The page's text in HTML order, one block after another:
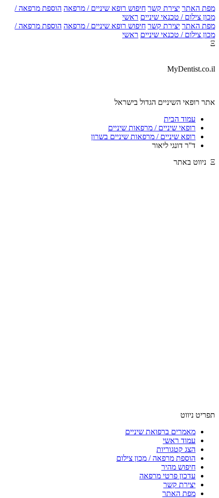
מפת האתר יצירת קשר חיפוש רופא שיניים / מרפאה הוספת מרפאה /
מכון צילום / טכנאי שיניים ראשי
מפת האתר יצירת קשר חיפוש רופא שיניים / מרפאה הוספת מרפאה /
מכון צילום / טכנאי שיניים ראשי
Ξ
MyDentist.co.il
אתר רופאי השיניים הגדול בישראל
עמוד הבית
רופאי שיניים / מרפאות שיניים
רופא שיניים / מרפאות שיניים בשרון
ד''ר דונגי ליאור
Ξ ניווט באתר
תפריט ניווט
מאמרים ברפואת שיניים
עמוד ראשי
הצג קטגוריות
הוספת מרפאה / מכון צילום
חיפוש מהיר
עדכון פרטי מרפאה
יצירת קשר
מפת האתר